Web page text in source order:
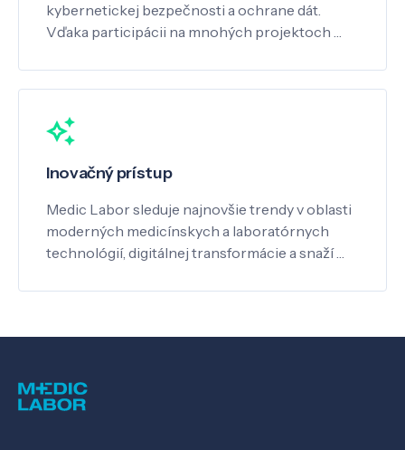
kybernetickej bezpečnosti a ochrane dát.
Vďaka participácii na mnohých projektoch …
Inovačný prístup
Medic Labor sleduje najnovšie trendy v oblasti
moderných medicínskych a laboratórnych
technológií, digitálnej transformácie a snaží …